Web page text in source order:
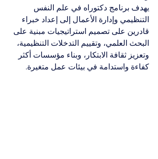
يهدف برنامج دكتوراه في علم النفس
التنظيمي وإدارة الأعمال إلى إعداد خبراء
قادرين على تصميم استراتيجيات مبنية على
البحث العلمي، وتقييم التدخلات التنظيمية،
وتعزيز ثقافة الابتكار، وبناء مؤسسات أكثر
كفاءة واستدامة في بيئات عمل متغيرة.